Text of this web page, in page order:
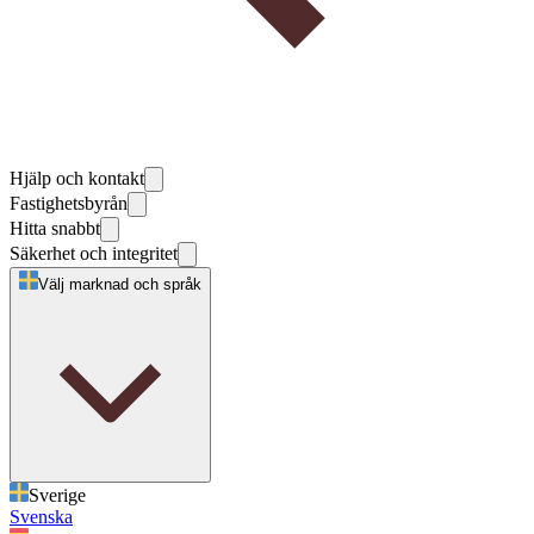
Hjälp och kontakt
Fastighetsbyrån
Hitta snabbt
Säkerhet och integritet
Välj marknad och språk
Sverige
Svenska